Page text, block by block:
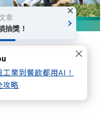
業到餐飲都用AI！
攻略
退4大關鍵
章
抽獎！
×